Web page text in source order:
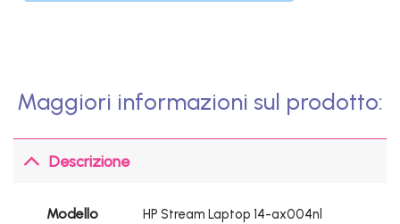
Maggiori informazioni sul prodotto:
Descrizione
Modello HP Stream Laptop 14-ax004nl